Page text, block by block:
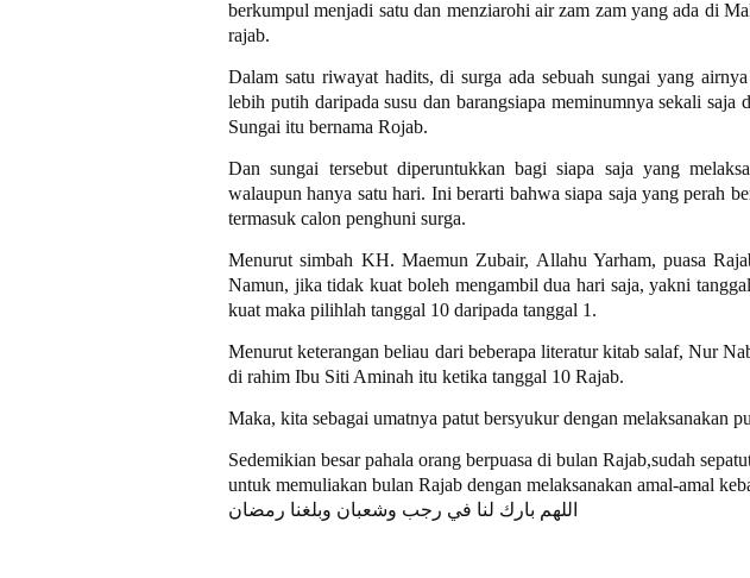
berkumpul menjadi satu dan menziarohi air zam zam yang ada di
rajab.
Dalam satu riwayat hadits, di surga ada sebuah sungai yang
lebih putih daripada susu dan barangsiapa meminumnya sekali saja
Sungai itu bernama Rojab.
Dan sungai tersebut diperuntukkan bagi siapa saja yang
walaupun hanya satu hari. Ini berarti bahwa siapa saja yang perah
termasuk calon penghuni surga.
Menurut simbah KH. Maemun Zubair, Allahu Yarham, puasa
Namun, jika tidak kuat boleh mengambil dua hari saja, yakni
kuat maka pilihlah tanggal 10 daripada tanggal 1.
Menurut keterangan beliau dari beberapa literatur kitab salaf, Nur
di rahim Ibu Siti Aminah itu ketika tanggal 10 Rajab.
Maka, kita sebagai umatnya patut bersyukur dengan melaksanakan
Sedemikian besar pahala orang berpuasa di bulan Rajab,sudah
untuk memuliakan bulan Rajab dengan melaksanakan amal-amal
اللهم بارك لنا في رجب وشعبان وبلغنا رمضان